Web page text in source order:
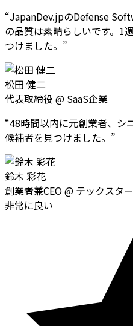
“JapanDev.jpのDefense
の品質は素晴らしいです。1
つけました。 ”
松田 健二
代表取締役 @ SaaS企業
“48時間以内に元創業者、シ
候補者を見つけました。 ”
鈴木 彩花
創業者兼CEO@ テックスタ
非常に良い